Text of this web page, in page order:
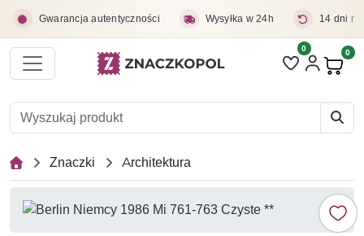
Gwarancja autentyczności Wysyłka w 24h 14 dni
Liczba pozycji
0 0
Znaczki Architektura